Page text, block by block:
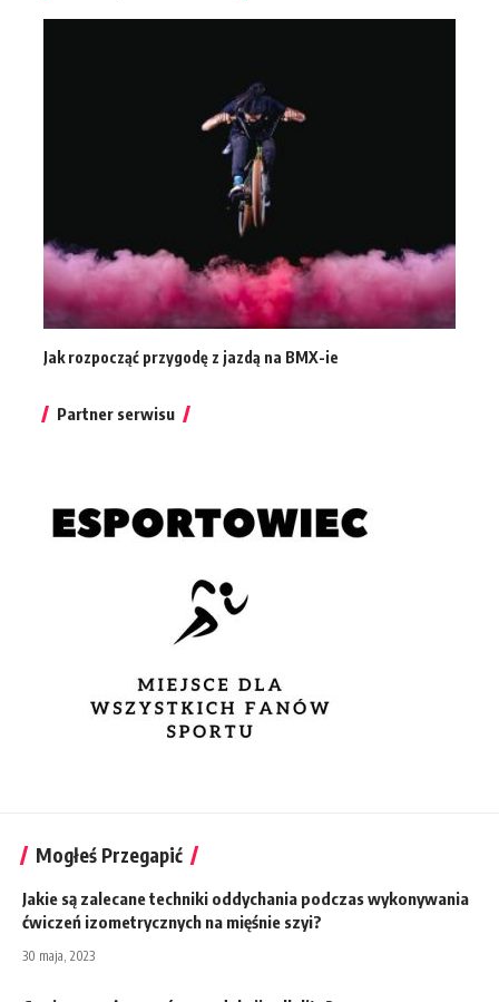
Jak rozpocząć przygodę z jazdą na BMX-ie
Partner serwisu
Mogłeś Przegapić
Jakie są zalecane techniki oddychania podczas wykonywania
ćwiczeń izometrycznych na mięśnie szyi?
30 maja, 2023